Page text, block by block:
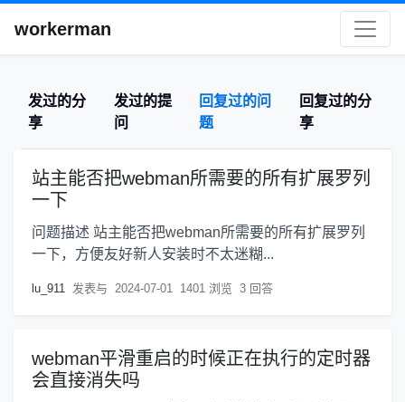
workerman
发过的分
享
发过的提
问
回复过的问
题
回复过的分
享
站主能否把webman所需要的所有扩展罗列
一下
问题描述 站主能否把webman所需要的所有扩展罗列
一下，方便友好新人安装时不太迷糊...
lu_911 发表与 2024-07-01 1401 浏览 3 回答
webman平滑重启的时候正在执行的定时器
会直接消失吗